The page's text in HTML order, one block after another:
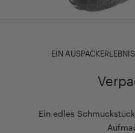
EIN
Ein edles